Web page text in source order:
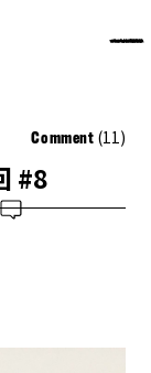
Comment (11)
#8